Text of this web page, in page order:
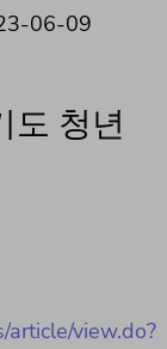
06-09
도 청년
article/view.do?